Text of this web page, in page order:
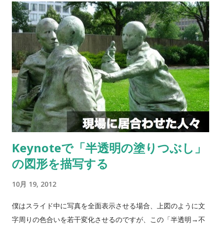
Keynoteで「半透明の塗りつぶし」
の図形を描写する
10月 19, 2012
僕はスライド中に写真を全面表示させる場合、上図のように文
字周りの色合いを若干変化させるのですが、この「半透明→不